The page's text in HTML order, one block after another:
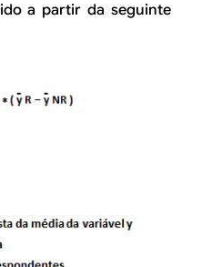
a partir da seguinte